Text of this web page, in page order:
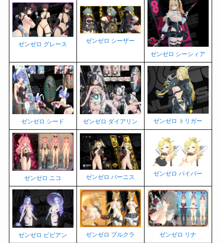
ゼンゼロ グレース
ゼンゼロ シーザー
ゼンゼロ シーシィア
ゼンゼロ シード ゼンゼロ ダイアリン ゼンゼロ トリガー
ゼンゼロ ニコ ゼンゼロ バーニス
ゼンゼロ パイパー
ゼンゼロ ビビアン ゼンゼロ プルクラ ゼンゼロ リナ